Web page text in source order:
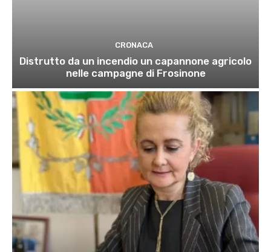
CRONACA
Distrutto da un incendio un capannone agricolo
nelle campagne di Frosinone